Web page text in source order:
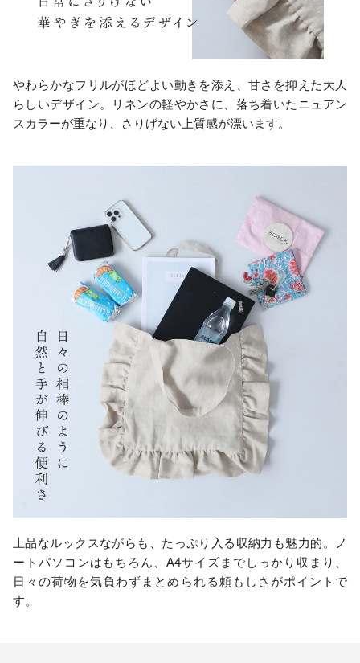
やわらかなフリルがほどよい動きを添え、甘さを抑えた大人
らしいデザイン。リネンの軽やかさに、落ち着いたニュアン
スカラーが重なり、さりげない上質感が漂います。
上品なルックスながらも、たっぷり入る収納力も魅力的。ノ
ートパソコンはもちろん、A4サイズまでしっかり収まり、
日々の荷物を気負わずまとめられる頼もしさがポイントで
す。